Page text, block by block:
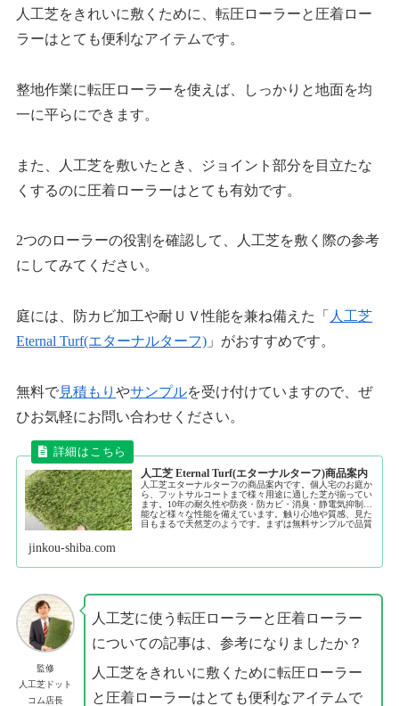
人工芝をきれいに敷くために、転圧ローラーと圧着ロー
ラーはとても便利なアイテムです。
整地作業に転圧ローラーを使えば、しっかりと地面を均
一に平らにできます。
また、人工芝を敷いたとき、ジョイント部分を目立たな
くするのに圧着ローラーはとても有効です。
2つのローラーの役割を確認して、人工芝を敷く際の参考
にしてみてください。
庭には、防カビ加工や耐ＵＶ性能を兼ね備えた「 人工芝
Eternal Turf(エターナルターフ) 」がおすすめです。
無料で見積もりやサンプルを受け付けていますので、ぜ
ひお気軽にお問い合わせください。
人工芝 Eternal Turf(エターナルターフ)商品案内
人工芝エターナルターフの商品案内です。個人宅のお庭か
ら、フットサルコートまで様々用途に適した芝が揃ってい
ます。10年の耐久性や防炎・防カビ・消臭・静電気抑制機
能など様々な性能を備えています。触り心地や質感、見た
目もまるで天然芝のようです。まずは無料サンプルで品質
jinkou-shiba.com
監修
人工芝ドット
コム店長
人工芝に使う転圧ローラーと圧着ローラー
についての記事は、参考になりましたか？
人工芝をきれいに敷くために転圧ローラー
と圧着ローラーはとても便利なアイテムで